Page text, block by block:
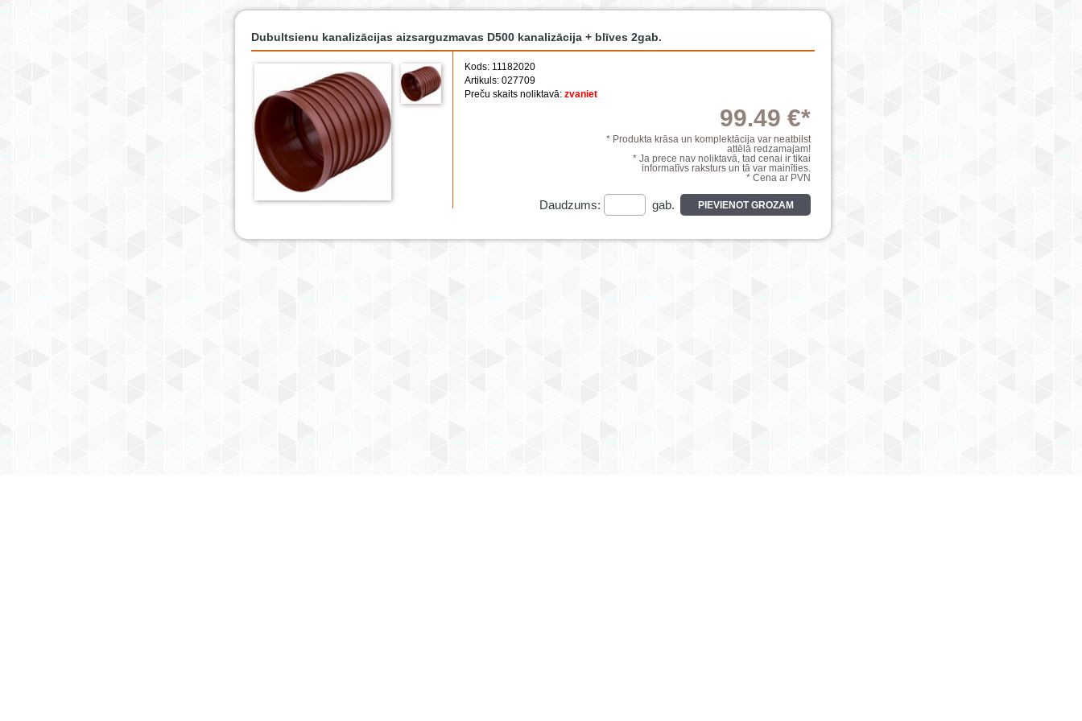
Dubultsienu kanalizācijas aizsarguzmavas D500 kanalizācija + blīves 2gab.
Kods: 11182020
Artikuls: 027709
Preču skaits noliktavā: zvaniet
99.49 €*
* Produkta krāsa un komplektācija var neatbilst
attēlā redzamajam!
* Ja prece nav noliktavā, tad cenai ir tikai
informatīvs raksturs un tā var mainīties.
* Cena ar PVN
PIEVIENOT GROZAM
Daudzums: gab.